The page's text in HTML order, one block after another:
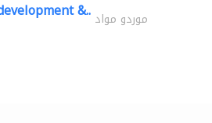
&.. موردو مواد